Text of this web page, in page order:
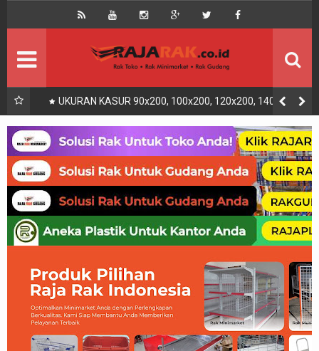
UKURAN KASUR 90x200, 100x200, 120x200, 140x200,
160x200, 180x200 | FUNGSI, MANFAAT DAN KEGUNAAN
Beranda
Kontak About Us
Rak Gudang Rak besi/Rak pallet
Rak Minimarket Supermarket
Produk Lain Peralatan Toko Dll
Artikel Retail & Logistik